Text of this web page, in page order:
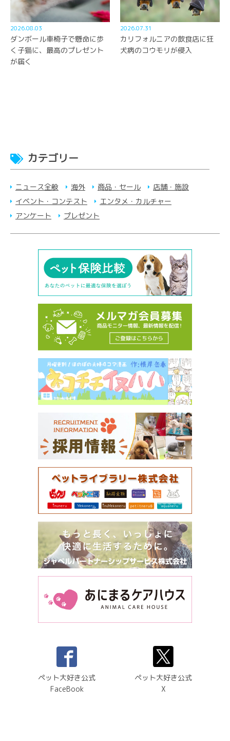
2026.08.03
ダンボール車椅子で懸命に歩
く子猫に、最高のプレゼント
が届く
2026.07.31
カリフォルニアの飲食店に狂
犬病のコウモリが侵入
カテゴリー
ニュース全般 海外 商品・セール
店舗・施設
イベント・コンテスト
エンタメ・カルチャー
アンケート
プレゼント
ペット大好き公式
FaceBook
ペット大好き公式
X